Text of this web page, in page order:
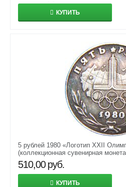
КУПИТЬ
5 рублей 1980 «Логотип XXII
(коллекционная сувенирная
510,00 руб.
КУПИТЬ